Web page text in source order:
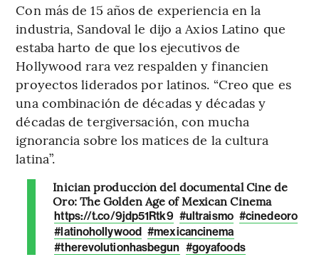
Con más de 15 años de experiencia en la
industria, Sandoval le dijo a Axios Latino que
estaba harto de que los ejecutivos de
Hollywood rara vez respalden y financien
proyectos liderados por latinos. “Creo que es
una combinación de décadas y décadas y
décadas de tergiversación, con mucha
ignorancia sobre los matices de la cultura
latina”.
Inician producción del documental Cine de
Oro: The Golden Age of Mexican Cinema
https://t.co/9jdp51Rtk9 #ultraismo #cinedeoro
#latinohollywood #mexicancinema
#therevolutionhasbegun #goyafoods